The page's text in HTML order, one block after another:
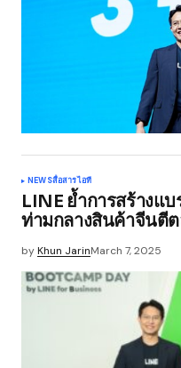
NEWSสื่อสารไอที
LINE ย้ำการสร้างแ
ท่ามกลางสินค้าจีนตี
byKhun JarinMarch 7, 2025